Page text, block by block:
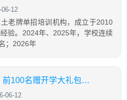
12
老牌单招培训机构，成立于2010
验。2024年、2025年，学校连续
；2026年
普华单招开班报名福利！前100名赠开学大礼包，含床上用品，棉服，先到先得！
06-12